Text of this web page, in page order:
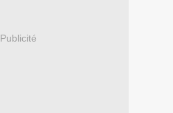
Publicité